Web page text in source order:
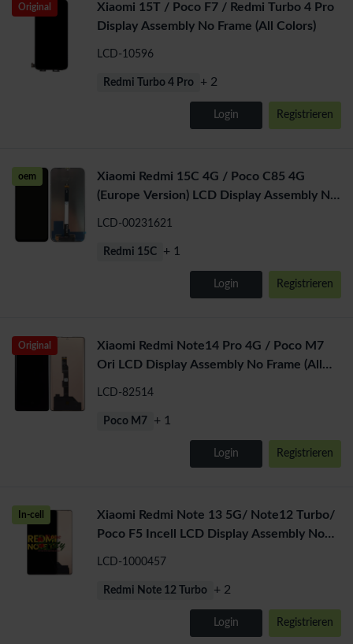
Original
Xiaomi 15T / Poco F7 / Redmi Turbo 4 Pro
Display Assembly No Frame (All Colors)
LCD-10596
Redmi Turbo 4 Pro + 2
Login Registrieren
oem
Xiaomi Redmi 15C 4G / Poco C85 4G
(Europe Version) LCD Display Assembly NO
LCD-00231621
Redmi 15C + 1
Login Registrieren
Original
Xiaomi Redmi Note14 Pro 4G / Poco M7
Ori LCD Display Assembly No Frame (All
LCD-82514
Poco M7 + 1
Login Registrieren
In-cell
Xiaomi Redmi Note 13 5G/ Note12 Turbo/
Poco F5 Incell LCD Display Assembly No
LCD-1000457
Redmi Note 12 Turbo + 2
Login Registrieren